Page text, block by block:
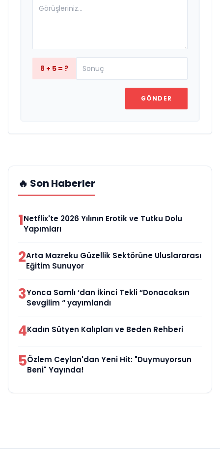
8 + 5 = ?
GÖNDER
🔥 Son Haberler
1Netflix'te 2026 Yılının Erotik ve Tutku Dolu
Yapımları
2Arta Mazreku Güzellik Sektörüne Uluslararası
Eğitim Sunuyor
3Yonca Samlı ‘dan İkinci Tekli “Donacaksın
Sevgilim “ yayımlandı
4Kadın Sütyen Kalıpları ve Beden Rehberi
5Özlem Ceylan'dan Yeni Hit: "Duymuyorsun
Beni" Yayında!